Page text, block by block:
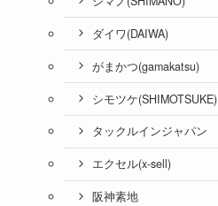
ダイワ(DAIWA)
がまかつ(gamakatsu)
シモツケ(SHIMOTSUKE)
タックルインジャパン
エクセル(x-sell)
阪神素地